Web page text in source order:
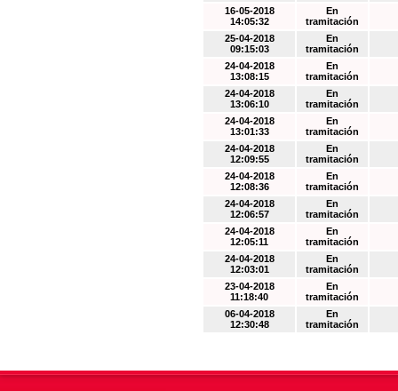
16-05-2018
14:05:32
En
tramitación
25-04-2018
09:15:03
En
tramitación
24-04-2018
13:08:15
En
tramitación
24-04-2018
13:06:10
En
tramitación
24-04-2018
13:01:33
En
tramitación
24-04-2018
12:09:55
En
tramitación
24-04-2018
12:08:36
En
tramitación
24-04-2018
12:06:57
En
tramitación
24-04-2018
12:05:11
En
tramitación
24-04-2018
12:03:01
En
tramitación
23-04-2018
11:18:40
En
tramitación
06-04-2018
12:30:48
En
tramitación